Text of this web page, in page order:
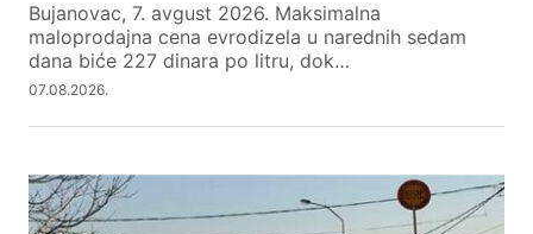
Bujanovac, 7. avgust 2026. Maksimalna
maloprodajna cena evrodizela u narednih sedam
dana biće 227 dinara po litru, dok…
07.08.2026.